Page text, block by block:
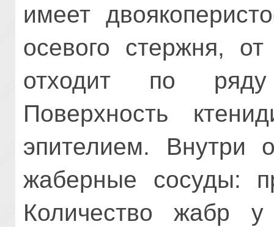
имеет
осевого стержня,
отходит по ряду
Поверхность
эпителием. Внутри
жаберные сосуды:
Количество жабр у